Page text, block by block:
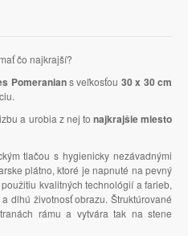
čo najkrajší?
Pomeranians veľkosťou 30 x 30 cm
a urobia z nej to najkrajšie miesto
tlačou s hygienicky nezávadnými
plátno, ktoré je napnuté na pevný
použitiu kvalitných technológií a farieb,
dlhú životnosť obrazu. Štruktúrované
rámu a vytvára tak na stene